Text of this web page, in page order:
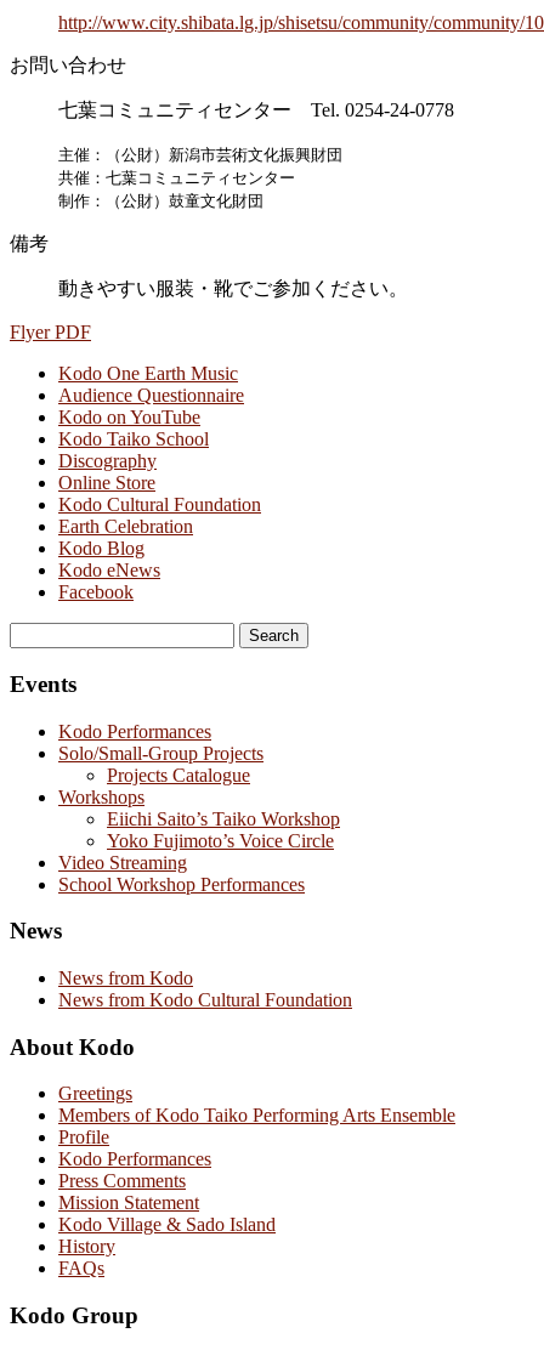
http://www.city.shibata.lg.jp/shisetsu/community/community/
お問い合わせ
七葉コミュニティセンター Tel. 0254-24-0778
主催：（公財）新潟市芸術文化振興財団
共催：七葉コミュニティセンター
制作：（公財）鼓童文化財団
備考
動きやすい服装・靴でご参加ください。
Flyer PDF
Kodo One Earth Music
Audience Questionnaire
Kodo on YouTube
Kodo Taiko School
Discography
Online Store
Kodo Cultural Foundation
Earth Celebration
Kodo Blog
Kodo eNews
Facebook
for:
Events
Kodo Performances
Solo/Small-Group Projects
Projects Catalogue
Workshops
Eiichi Saito’s Taiko Workshop
Yoko Fujimoto’s Voice Circle
Video Streaming
School Workshop Performances
News
News from Kodo
News from Kodo Cultural Foundation
About Kodo
Greetings
Members of Kodo Taiko Performing Arts Ensemble
Profile
Kodo Performances
Press Comments
Mission Statement
Kodo Village & Sado Island
History
FAQs
Kodo Group